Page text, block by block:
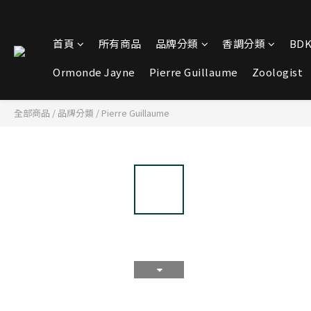
首頁 所有商品 品牌分類 香調分類
Ormonde Jayne
Pierre Guillaume Zoologist
全部商品 / 品牌分類 / Pierre Guillaume